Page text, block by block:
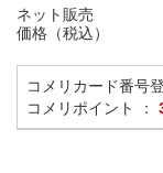
ネット販売
価格（税込）
コメリカード番号
コメリポイント ：